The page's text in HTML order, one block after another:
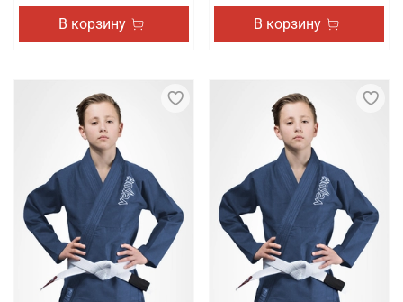
В корзину В корзину